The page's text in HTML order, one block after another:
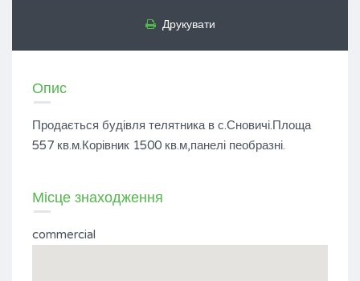
Друкувати
Опис
Продається будівля телятника в с.Сновичі.Площа
557 кв.м.Корівник 1500 кв.м,панелі пеобразні.
Місце знаходження
commercial